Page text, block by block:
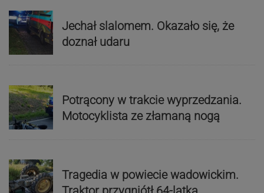
Jechał slalomem. Okazało się, że
doznał udaru
Potrącony w trakcie wyprzedzania.
Motocyklista ze złamaną nogą
Tragedia w powiecie wadowickim.